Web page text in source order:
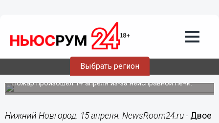
Выбрать регион
15.04.201913:53
Двое мужчин обгорели на пожаре в
Пожар произошел 14 апреля из-за неисправной печи.
Нижний Новгород. 15 апреля. NewsRoom24.ru - Двое